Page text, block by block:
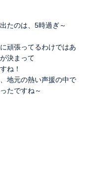
たのは、5時過ぎ～
頑張ってるわけではあ
決まって
ね！
地元の熱い声援の中で
たですね～